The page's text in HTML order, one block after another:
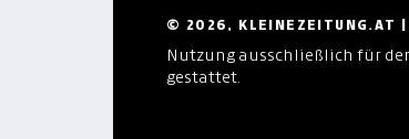
© 2026, KLEINEZEITUNG.AT |
Nutzung ausschließlich für
gestattet.